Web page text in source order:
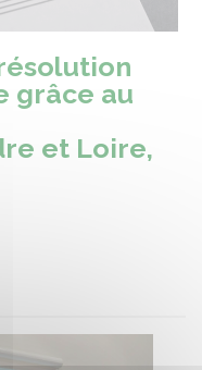
grâce au
et Loire,